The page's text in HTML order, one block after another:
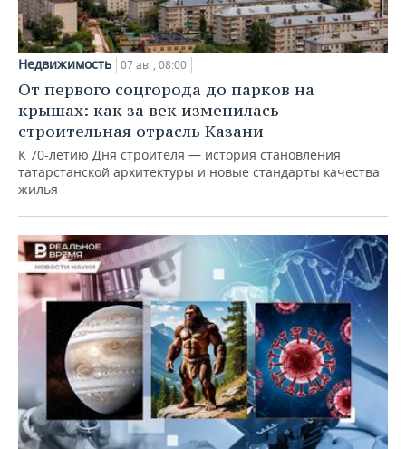
Недвижимость 07 авг, 08:00
От первого соцгорода до парков на
крышах: как за век изменилась
строительная отрасль Казани
К 70-летию Дня строителя — история становления
татарстанской архитектуры и новые стандарты качества
жилья